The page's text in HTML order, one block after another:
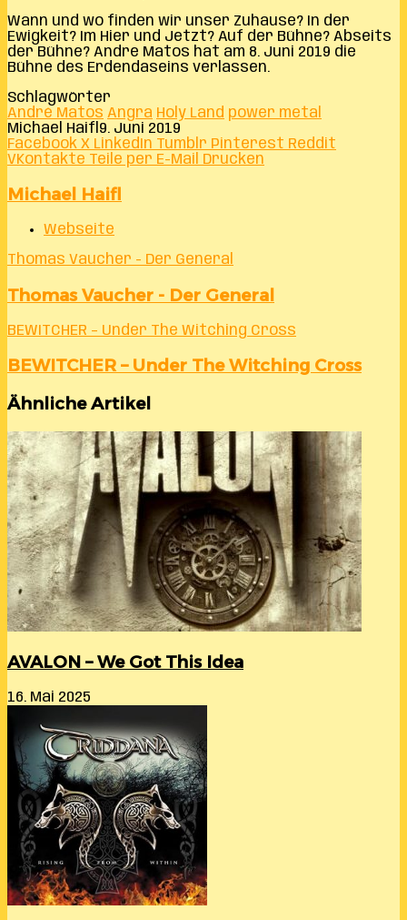
Wann und wo finden wir unser Zuhause? In der
Ewigkeit? Im Hier und Jetzt? Auf der Bühne? Abseits
der Bühne? Andre Matos hat am 8. Juni 2019 die
Bühne des Erdendaseins verlassen.
Schlagwörter
André Matos Angra Holy Land power metal
Michael Haifl 9. Juni 2019
Facebook X LinkedIn Tumblr Pinterest Reddit
VKontakte Teile per E-Mail Drucken
Michael Haifl
Webseite
Thomas Vaucher - Der General
Thomas Vaucher - Der General
BEWITCHER – Under The Witching Cross
BEWITCHER – Under The Witching Cross
Ähnliche Artikel
AVALON – We Got This Idea
16. Mai 2025